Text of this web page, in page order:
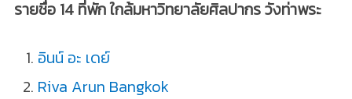
รายชื่อ 14 ที่พัก ใกล้มหาวิทยาลัยศิลปากร วังท่าพระ
อินน์ อะ เดย์
Riva Arun Bangkok